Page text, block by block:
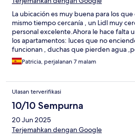
La ubicación es muy buena para los
mismo tiempo cercanía , un Lidl muy
personal excelente.Ahora le hace falta
los apartamentos: luces que no
funcionan , duchas que pierden agua
poca intimidad.
Patricia, perjalanan 7 malam
Ulasan terverifikasi
10/10 Sempurna
20 Jun 2025
Terjemahkan dengan Google